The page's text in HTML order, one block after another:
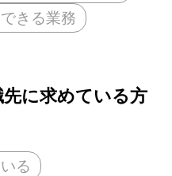
きる業務
に求めている方
る